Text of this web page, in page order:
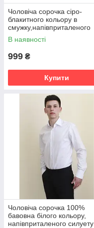
Чоловіча сорочка сіро-
блакитного кольору в
смужку,напівприталеного
силуету
В наявності
999 ₴
Купити
Чоловіча сорочка 100%
бавовна білого кольору,
напівприталеного силуету